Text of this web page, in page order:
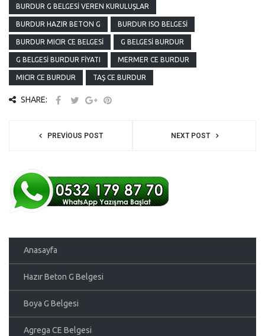
BURDUR G BELGESI VEREN KURULUŞLAR
BURDUR HAZIR BETON G BURDUR ISO BELGESI
BURDUR MICIR CE BELGESI G BELGESI BURDUR
G BELGESI BURDUR FIYATI MERMER CE BURDUR
MICIR CE BURDUR TAŞ CE BURDUR
SHARE:
PREVIOUS POST NEXT POST
Anasayfa
Hazır Beton G Belgesi
Boya G Belgesi
Agrega CE Belgesi